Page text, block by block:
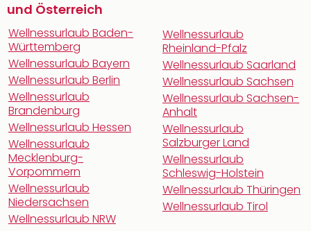
und Österreich
Wellnessurlaub Baden-
Württemberg
Wellnessurlaub Bayern
Wellnessurlaub Berlin
Wellnessurlaub
Brandenburg
Wellnessurlaub Hessen
Wellnessurlaub
Mecklenburg-
Vorpommern
Wellnessurlaub
Niedersachsen
Wellnessurlaub NRW
Wellnessurlaub
Rheinland-Pfalz
Wellnessurlaub Saarland
Wellnessurlaub Sachsen
Wellnessurlaub Sachsen-
Anhalt
Wellnessurlaub
Salzburger Land
Wellnessurlaub
Schleswig-Holstein
Wellnessurlaub Thüringen
Wellnessurlaub Tirol